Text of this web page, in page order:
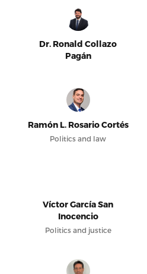
Dr. Ronald Collazo
Pagán
Ramón L. Rosario Cortés
Politics and law
Víctor García San
Inocencio
Politics and justice